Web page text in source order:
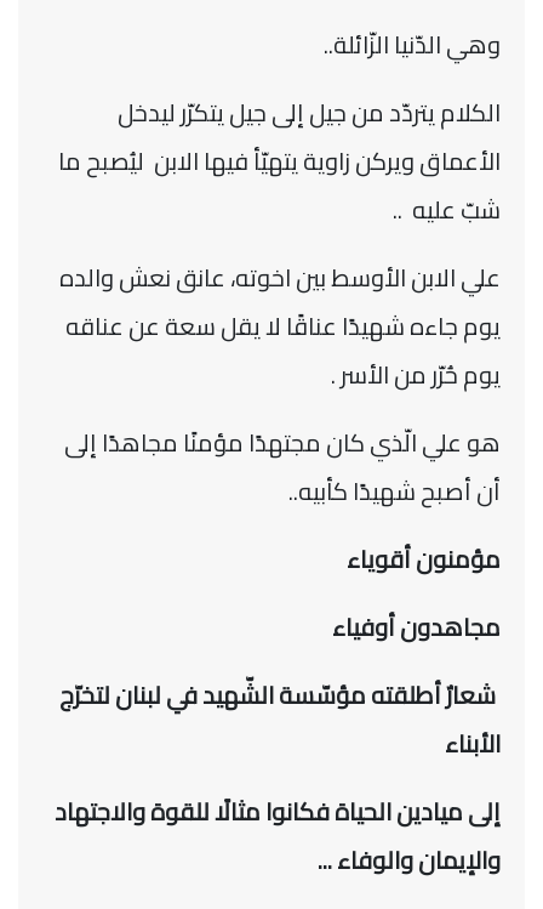
وهي الدّنيا الزّائلة..
الكلام يتردّد من جيل إلى جيل يتكرّر ليدخل
الأعماق ويركن زاوية يتهيّأ فيها الابن ليُصبح ما
شبّ عليه ..
علي الابن الأوسط بين اخوته، عانق نعش والده
يوم جاءه شهيدًا عناقًا لا يقل سعة عن عناقه
يوم حُرّر من الأسر .
هو علي الّذي كان مجتهدًا مؤمنًا مجاهدًا إلى
أن أصبح شهيدًا كأبيه..
مؤمنون أقوياء
مجاهدون أوفياء
شعارٌ أطلقته مؤسّسة الشّهيد في لبنان لتخرّج
الأبناء
إلى ميادين الحياة فكانوا مثالًا للقوة والاجتهاد
والإيمان والوفاء ...